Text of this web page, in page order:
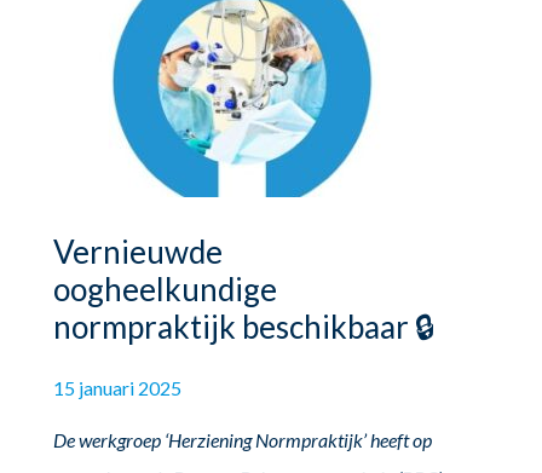
Vernieuwde
oogheelkundige
normpraktijk beschikbaar 🔒
15 januari 2025
De werkgroep ‘Herziening Normpraktijk’ heeft op